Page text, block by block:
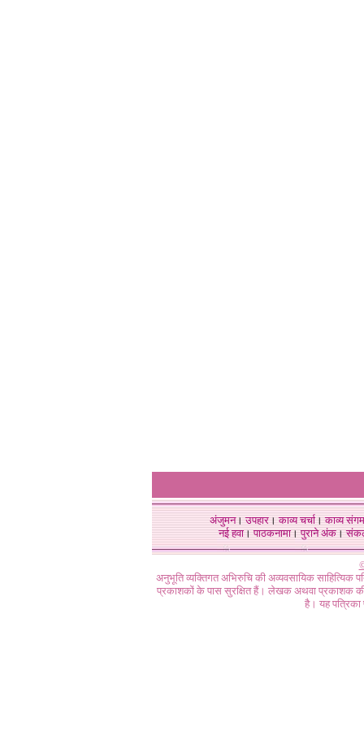
अंजुमन।उपहार।काव्य चर्चा।काव्य संगम
नई हवा। पाठकनामा। पुराने अंक।
अनुभूति व्यक्तिगत अभिरुचि की अव्यवसायिक
प्रकाशकों के पास सुरक्षित हैं। लेखक अथवा प्रकाशक की
है। यह पत्रिका